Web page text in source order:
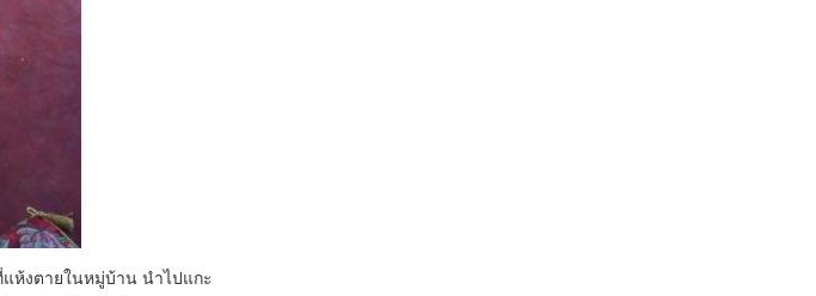
ห้งตายในหมู่บ้าน นำไปแกะ